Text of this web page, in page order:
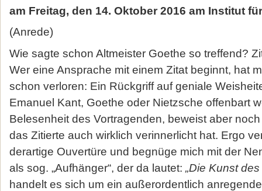
am Freitag, den 14. Oktober 2016 am Institut
(Anrede)
Wie sagte schon Altmeister Goethe so treffend?
Wer eine Ansprache mit einem Zitat beginnt, hat
schon verloren: Ein Rückgriff auf geniale
Emanuel Kant, Goethe oder Nietzsche offenbart
Belesenheit des Vortragenden, beweist aber
das Zitierte auch wirklich verinnerlicht hat. Ergo
derartige Ouvertüre und begnüge mich mit der
als sog. „Aufhänger“, der da lautet: „Die Kunst
handelt es sich um ein außerordentlich